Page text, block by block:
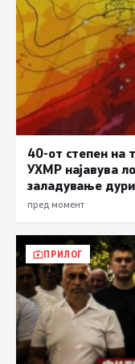
40-от степен на
УХМР најавува
заладување
пред момент
ПРИЛОГ